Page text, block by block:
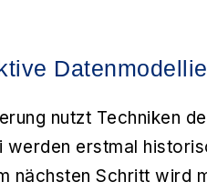
nutzt Techniken
erstmal
nächsten Schritt wird